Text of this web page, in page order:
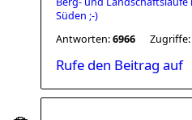
Süden ;-)
Antworten:6966 Zugriffe:
Rufe den Beitrag auf